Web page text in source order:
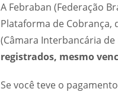
A Febraban (Federação
Plataforma de Cobrança,
(Câmara Interbancária de
registrados, mesmo
Se você teve o